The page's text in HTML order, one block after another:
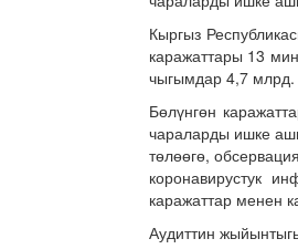
Кыргыз
каражаттары 13
чыгымдар 4,7 млрд.
Бөлүнгөн
чараларды ишке
төлөөгө,
коронавирустук
каражаттар менен
Аудиттин